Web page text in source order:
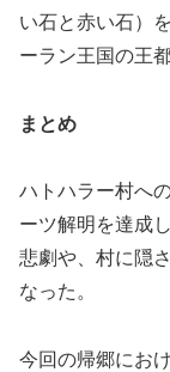
い石と赤い石）
ーラン王国の王
まとめ
ハトハラー村へ
ーツ解明を達成
悲劇や、村に隠
なった。
今回の帰郷にお